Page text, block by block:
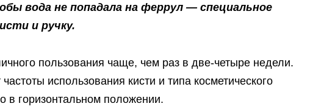
вода не попадала на феррул — специальное
и ручку.
пользования чаще, чем раз в две-четыре недели.
использования кисти и типа косметического
в горизонтальном положении.